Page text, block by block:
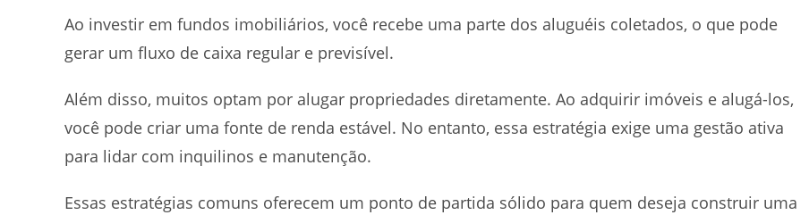
Ao investir em fundos imobiliários, você recebe uma parte dos aluguéis coletados, o que pode
gerar um fluxo de caixa regular e previsível.
Além disso, muitos optam por alugar propriedades diretamente. Ao adquirir imóveis e alugá-los,
você pode criar uma fonte de renda estável. No entanto, essa estratégia exige uma gestão ativa
para lidar com inquilinos e manutenção.
Essas estratégias comuns oferecem um ponto de partida sólido para quem deseja construir uma